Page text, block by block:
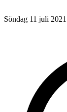
Söndag 11 juli 2021